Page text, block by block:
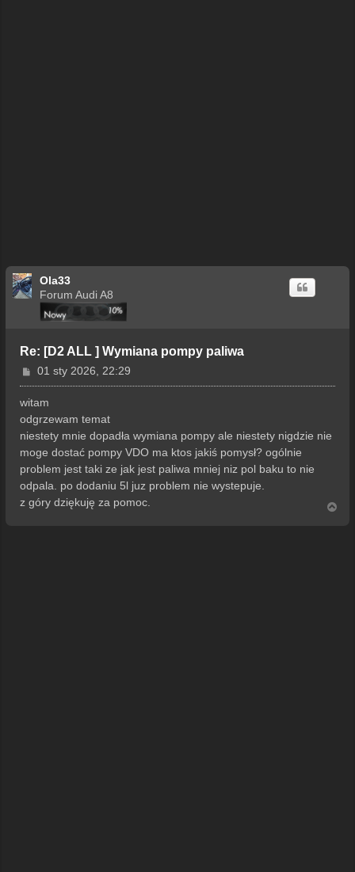
Ola33
Forum Audi A8
Re: [D2 ALL ] Wymiana pompy paliwa
P
o
s
01 sty 2026, 22:29
witam
odgrzewam temat
niestety mnie dopadła wymiana pompy ale niestety nigdzie nie
moge dostać pompy VDO ma ktos jakiś pomysł? ogólnie
problem jest taki ze jak jest paliwa mniej niz pol baku to nie
odpala. po dodaniu 5l juz problem nie wystepuje.
z góry dziękuję za pomoc.